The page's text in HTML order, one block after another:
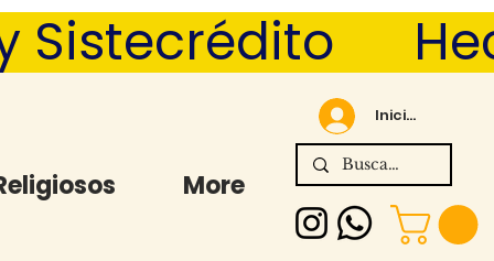
y Sistecrédito
Iniciar sesión
More